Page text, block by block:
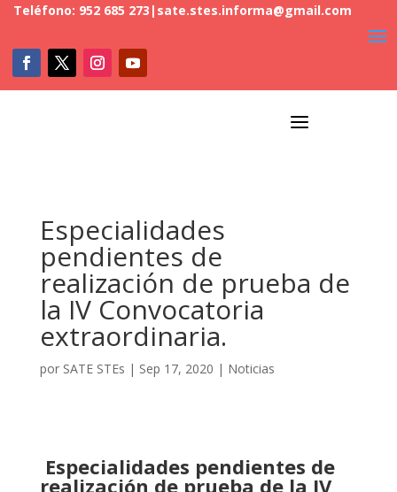
Teléfono: 952 685 273 | sate.stes.informa@gmail.com
a
Especialidades
pendientes de
realización de prueba de
la IV Convocatoria
extraordinaria.
por SATE STEs | Sep 17, 2020 | Noticias
Especialidades pendientes de
realización de prueba de la IV